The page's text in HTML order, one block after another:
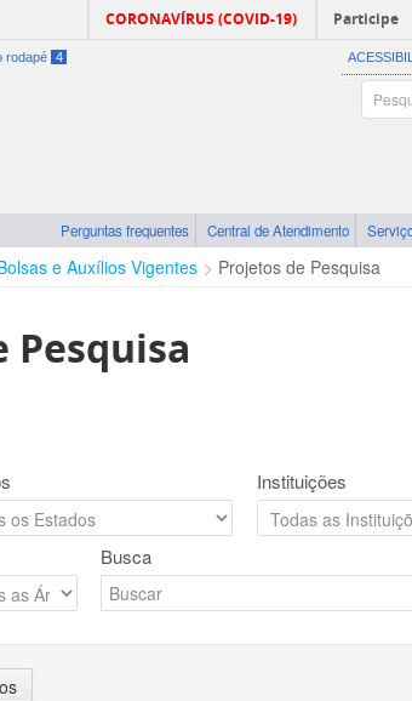
CORONAVÍRUS (COVID-19) Participe
rodapé 4
Perguntas frequentes Central de Atendimento
e Auxílios Vigentes Projetos de Pesquisa
Pesquisa
Instituições
Busca